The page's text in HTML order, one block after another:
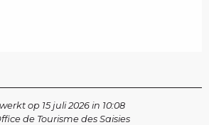
op 15 juli 2026 in 10:08
de Tourisme des Saisies